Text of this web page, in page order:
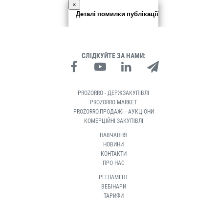
×
Деталі помилки публікації
СЛІДКУЙТЕ ЗА НАМИ:
PROZORRO - ДЕРЖЗАКУПІВЛІ
PROZORRO MARKET
PROZORRO.ПРОДАЖІ - АУКЦІОНИ
КОМЕРЦІЙНІ ЗАКУПІВЛІ
НАВЧАННЯ
НОВИНИ
КОНТАКТИ
ПРО НАС
РЕГЛАМЕНТ
ВЕБІНАРИ
ТАРИФИ